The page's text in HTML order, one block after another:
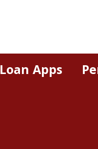
Loan Apps